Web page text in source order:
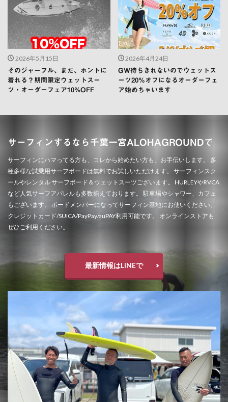
2026年5月15日
そのジャーフル、まだ、ホントに
着れる？期間限定ウェットスー
ツ・オーダーフェア10%OFF
2026年4月24日
GW待ちきれないのでウェットス
ーツ20％オフになるオーダーフェ
ア始めちゃいます
サーフィンするなら千葉一宮ALOHAGROUNDで
サーフィンにハマってる方も、コレから始めたい方も、お手伝いします。 多
種多様な試乗用サーフボードは無料でお試しいただけます。 サーフィンスク
ールやレンタル サーフボード＆ウェットスーツございます。 HURLEYやRVCA
など人気サーフアパレルも多数揃えております。 駐車場やシャワー、カフェ
もございます。 ボードメンバーになってサーフィン基地にお使いください。
クレジットカード/SUICA/PayPay/auPAY利用可能です。 オンラインストアも
ぜひご利用ください。
最新情報はLINEで